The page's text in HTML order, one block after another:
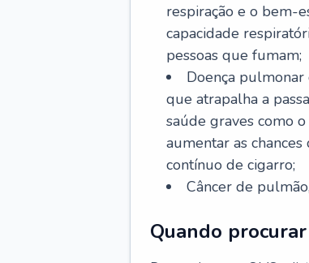
respiração e o bem-
capacidade
pessoas que fumam;
Doença pulmonar
que atrapalha a
saúde graves como
aumentar as
contínuo de cigarro;
Câncer de
Quando